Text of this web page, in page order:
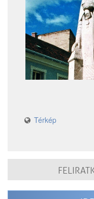
Térkép